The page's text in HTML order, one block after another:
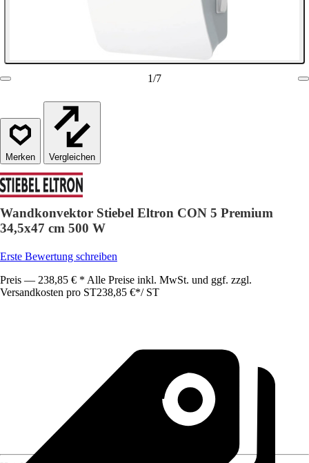
1/7
Vergleichen
Wandkonvektor Stiebel Eltron CON 5 Premium
34,5x47 cm 500 W
Erste Bewertung schreiben
Preis — 238,85 € * Alle Preise inkl. MwSt. und ggf. zzgl.
Versandkosten pro ST238,85 €*/ ST